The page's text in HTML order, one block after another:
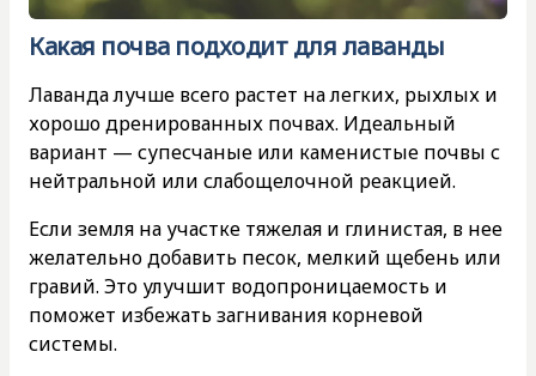
Какая почва подходит для лаванды
Лаванда лучше всего растет на легких, рыхлых и
хорошо дренированных почвах. Идеальный
вариант — супесчаные или каменистые почвы с
нейтральной или слабощелочной реакцией.
Если земля на участке тяжелая и глинистая, в нее
желательно добавить песок, мелкий щебень или
гравий. Это улучшит водопроницаемость и
поможет избежать загнивания корневой
системы.